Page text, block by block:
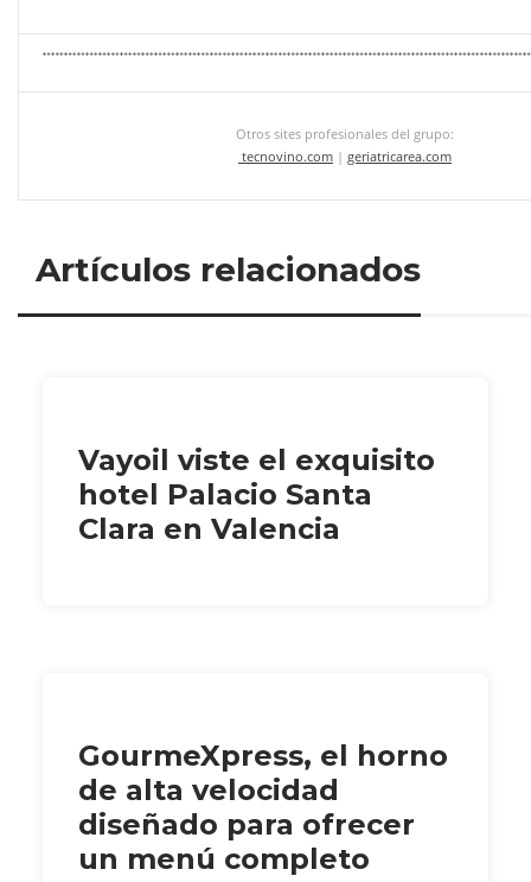
Otros sites profesionales del grupo:
tecnovino.com | geriatricarea.com
Artículos relacionados
Vayoil viste el exquisito
hotel Palacio Santa
Clara en Valencia
GourmeXpress, el horno
de alta velocidad
diseñado para ofrecer
un menú completo